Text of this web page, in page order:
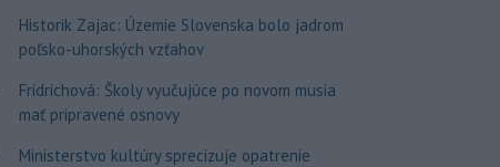
Historik Zajac: Územie Slovenska bolo jadrom
poľsko-uhorských vzťahov
Fridrichová: Školy vyučujúce po novom musia
mať pripravené osnovy
Ministerstvo kultúry sprecizuje opatrenie